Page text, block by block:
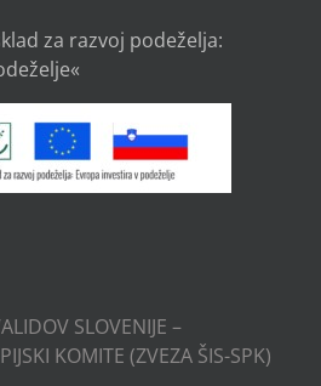
za razvoj podeželja:
SLOVENIJE –
KOMITE (ZVEZA ŠIS-SPK)